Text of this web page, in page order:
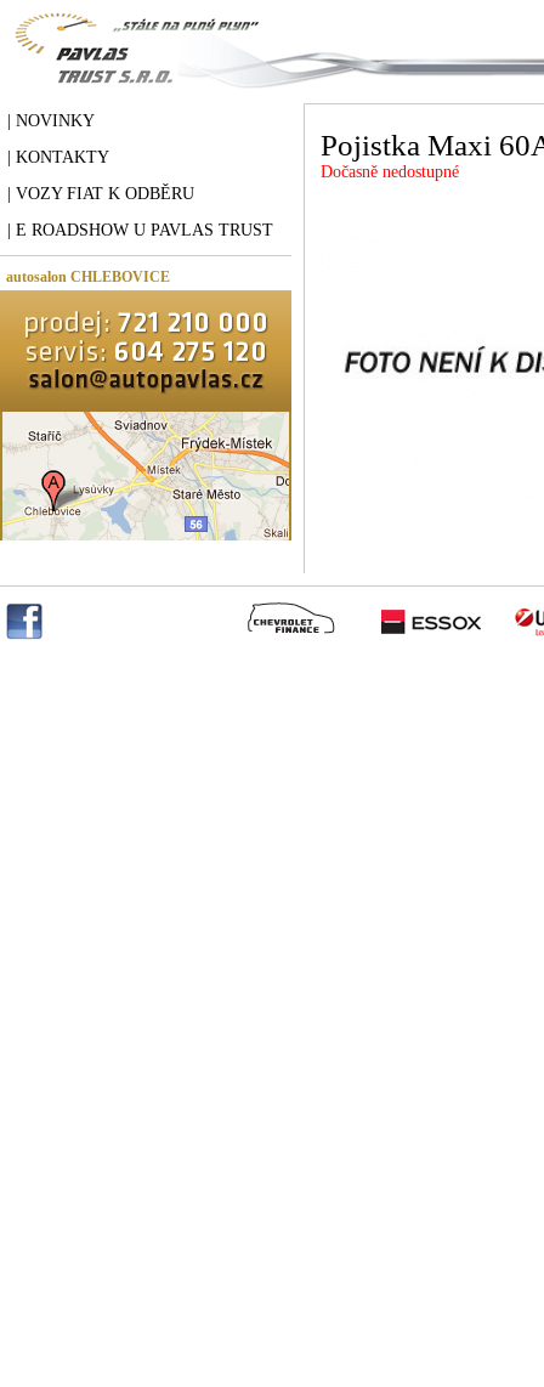
| NOVINKY
| KONTAKTY
| VOZY FIAT K ODBĚRU
| E ROADSHOW U PAVLAS TRUST
autosalon CHLEBOVICE
Pojistka Maxi
Dočasně nedostupné